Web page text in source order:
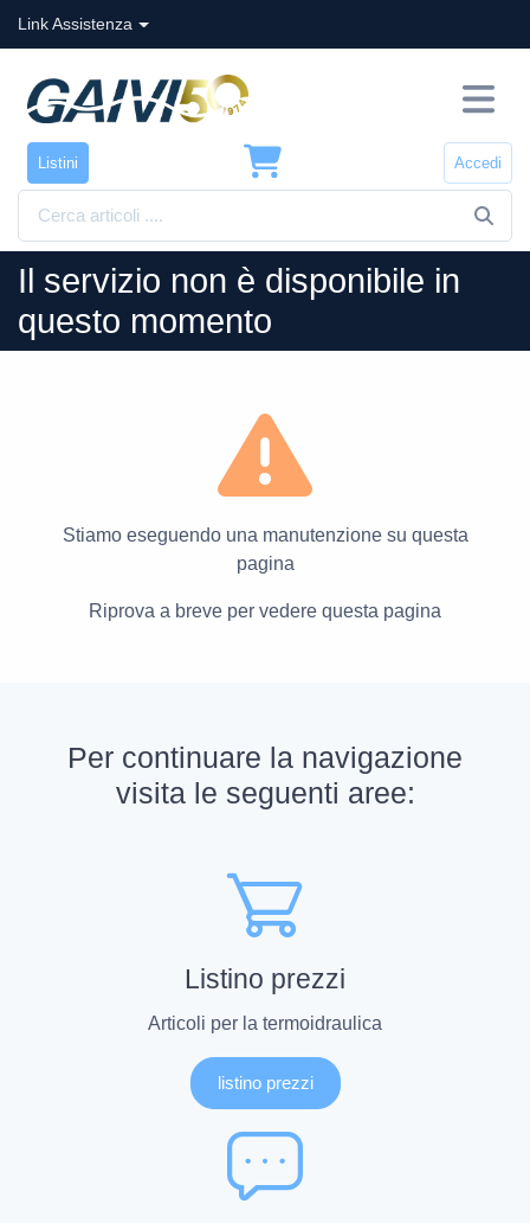
Link Assistenza
Listini Accedi
Il servizio non è disponibile in
questo momento
Stiamo eseguendo una manutenzione su questa
pagina
Riprova a breve per vedere questa pagina
Per continuare la navigazione
visita le seguenti aree:
Listino prezzi
Articoli per la termoidraulica
listino prezzi